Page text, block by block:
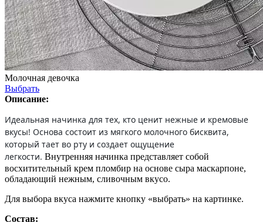
Молочная девочка
Выбрать
Описание:
Идеальная начинка для тех, кто ценит нежные и кремовые
вкусы! Основа состоит из мягкого молочного бисквита,
который тает во рту и создает ощущение
легкости. Внутренняя начинка представляет собой
восхитительный крем пломбир на основе сыра маскарпоне,
обладающий нежным, сливочным вкусо.
Для выбора вкуса нажмите кнопку «выбрать» на картинке.
Состав: